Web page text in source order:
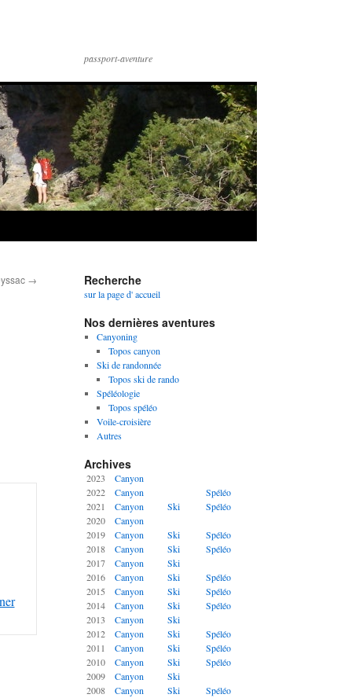
passport-aventure
→ Recherche
sur la page d' accueil
Nos dernières aventures
Canyoning
Topos canyon
Ski de randonnée
Topos ski de rando
Spéléologie
Topos spéléo
Voile-croisière
Autres
Archives
2023
Canyon
2022
Canyon
Spéléo
2021
Canyon Ski
Spéléo
2020
Canyon
2019
Canyon Ski
Spéléo
2018
Canyon Ski
Spéléo
2017
Canyon
Ski
2016
Canyon Ski
Spéléo
2015
Canyon Ski
Spéléo
2014
Canyon Ski
Spéléo
2013
Canyon
Ski
2012
Canyon Ski
Spéléo
2011
Canyon Ski
Spéléo
2010
Canyon Ski
Spéléo
2009
Canyon
Ski
2008
Canyon Ski
Spéléo